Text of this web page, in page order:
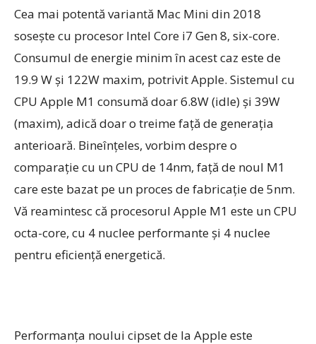
Cea mai potentă variantă Mac Mini din 2018
sosește cu procesor Intel Core i7 Gen 8, six-core.
Consumul de energie minim în acest caz este de
19.9 W și 122W maxim, potrivit Apple. Sistemul cu
CPU Apple M1 consumă doar 6.8W (idle) și 39W
(maxim), adică doar o treime față de generația
anterioară. Bineînțeles, vorbim despre o
comparație cu un CPU de 14nm, față de noul M1
care este bazat pe un proces de fabricație de 5nm.
Vă reamintesc că procesorul Apple M1 este un CPU
octa-core, cu 4 nuclee performante și 4 nuclee
pentru eficiență energetică.
Performanța noului cipset de la Apple este